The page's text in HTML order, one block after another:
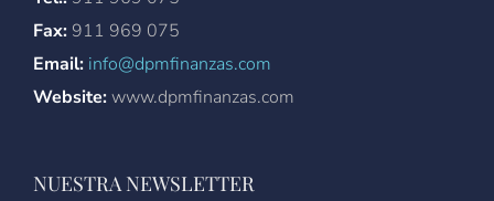
Fax: 911 969 075
Email: info@dpmfinanzas.com
Website:www.dpmfinanzas.com
NUESTRA NEWSLETTER